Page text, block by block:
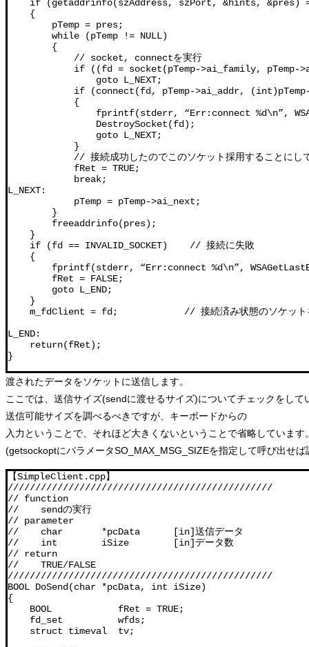
if (getaddrinfo(szAddress, szPort, &hints, &pres)
    {
        pTemp = pres;
        while (pTemp != NULL)
        {
            // socket, connectを実行
if ((fd = socket(pTemp->ai_family, pTemp-
                goto L_NEXT;
if (connect(fd, pTemp->ai_addr,
            {
fprintf(stderr, “Err:connect %d\n”,
                DestroySocket(fd);
                goto L_NEXT;
            }
// 接続成功したのでこのソケット採用することにし
            fRet = TRUE;
            break;
L_NEXT:
            pTemp = pTemp->ai_next;
        }
        freeaddrinfo(pres);
    }
    if (fd == INVALID_SOCKET)    // 接続に失敗
    {
fprintf(stderr, “Err:connect %d\n”,
        fRet = FALSE;
        goto L_END;
    }
m_fdClient = fd;            // 接続済み状態のソケッ
L_END:
    return(fRet);
}
渡されたデータをソケットに送信します。
ここでは、送信サイズ(sendに渡せるサイズ)についてチェックをして
送信可能サイズを調べるべきですが、キーボードからの
入力ということで、それほど大きくないということで省略しています
(getsockoptにパラメータSO_MAX_MSG_SIZEを指定して呼び出せば
【SimpleClient.cpp】
////////////////////////////////////////////////
// function
//    sendの実行
// parameter
//    char       *pcData      [in]送信データ
//    int        iSize        [in]データ数
// return
//    TRUE/FALSE
////////////////////////////////////////////////
BOOL DoSend(char *pcData, int iSize)
{
    BOOL            fRet = TRUE;
    fd_set          wfds;
    struct timeval  tv;